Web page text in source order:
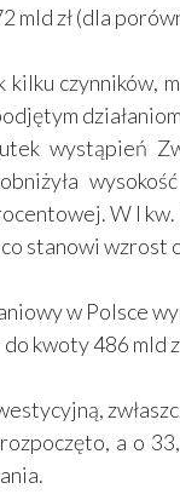
zł (dla
czynników,
wystąpień
W I
stanowi wzrost
w Polsce
do kwoty 486
a o